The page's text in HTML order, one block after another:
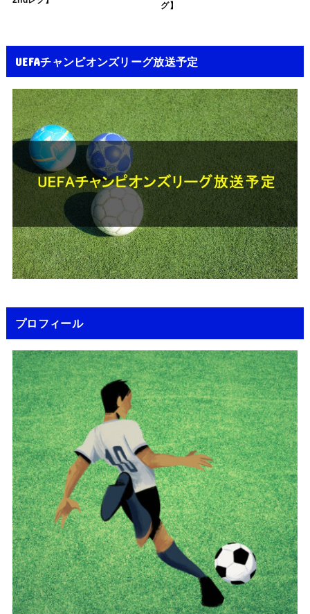
グ】
UEFAチャンピオンズリーグ放送予定
プロフィール